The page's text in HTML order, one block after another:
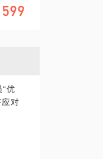
采
速
工
599
优
对